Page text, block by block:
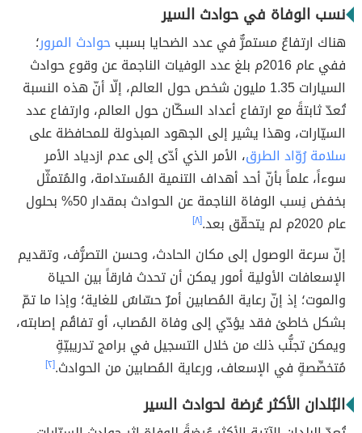
نسب الوفاة في حوادث السير
هناك ارتفاعٌ مستمرٌّ في عدد الضحايا بسببحوادث المرور؛
ففي عام 2016م بلغ عدد الوفيات الناجمة عن وقوع حوادث
السيارات 1.35 مليون شخص حول العالم، إلّا أنّ هذه النسبة
تُعدّ ثابتةً مع ارتفاع أعداد السكّان حول العالم، وارتفاع عدد
السيّارات، وهذا يشير إلى الجهود المبذولة للمحافظة على
سلامة رُوّاد الطرق، الأمر الذي أدّى إلى عدم ازدياد الأمر
سوءاً، علماً بأنّ أحد أهداف التنمية المُستدامة، والمُتمثّل
بخفض نِسب الوفاة الناجمة عن الحوادث بمقدار 50% بحلول
عام 2020م لم يتحقّق بعد.
[٨]
إنّ سرعة الوصول إلى مكان الحادث، وحسن التصرُّف، وتقديم
الإسعافات الأولية أمور يمكن أن تحدث فارقاً بين الحياة
والموت؛ إذ إنّ رعاية المُصابين أمرٌ حسّاسٌ للغاية؛ وإذا ما تمّ
بشكل خاطئ فقد يؤدّي إلى وفاة المُصاب، أو تفاقُم إصابته،
ويمكن تجنُّب ذلك من خلال التسجيل في برامج تدريبيّةٍ
مُتخصِّصةٍ في الإسعاف، ورعاية المُصابين من الحوادث.[٢]
البُلدان الأكثر عُرضة لحوادث السير